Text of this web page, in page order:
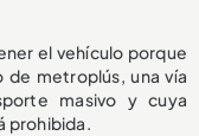
el vehículo porque
de metroplús, una vía
masivo y cuya
prohibida.